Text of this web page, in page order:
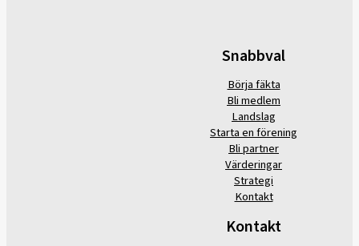
Snabbval
Börja fäkta
Bli medlem
Landslag
Starta en förening
Bli partner
Värderingar
Strategi
Kontakt
Kontakt